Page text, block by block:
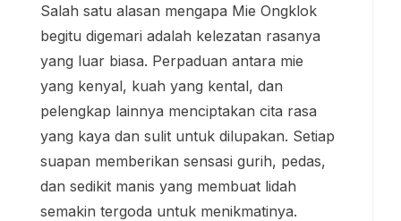
Salah satu alasan mengapa Mie Ongklok
begitu digemari adalah kelezatan rasanya
yang luar biasa. Perpaduan antara mie
yang kenyal, kuah yang kental, dan
pelengkap lainnya menciptakan cita rasa
yang kaya dan sulit untuk dilupakan. Setiap
suapan memberikan sensasi gurih, pedas,
dan sedikit manis yang membuat lidah
semakin tergoda untuk menikmatinya.